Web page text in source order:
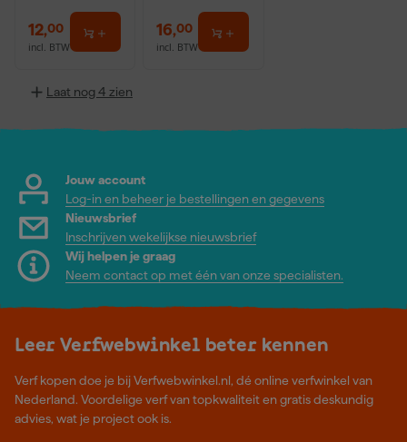
12,00
incl. BTW
16,00
incl. BTW
Laat nog 4 zien
Jouw account
Log-in en beheer je bestellingen en gegevens
Nieuwsbrief
Inschrijven wekelijkse nieuwsbrief
Wij helpen je graag
Neem contact op met één van onze specialisten.
Leer Verfwebwinkel beter kennen
Verf kopen doe je bij Verfwebwinkel.nl, dé online verfwinkel van
Nederland. Voordelige verf van topkwaliteit en gratis deskundig
advies, wat je project ook is.